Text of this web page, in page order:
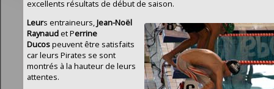
excellents résultats de début de saison.
Leurs entraineurs,Jean-Noël
Raynaudet Perrine
Ducospeuvent être satisfaits
car leurs Pirates se sont
montrés à la hauteur de leurs
attentes.